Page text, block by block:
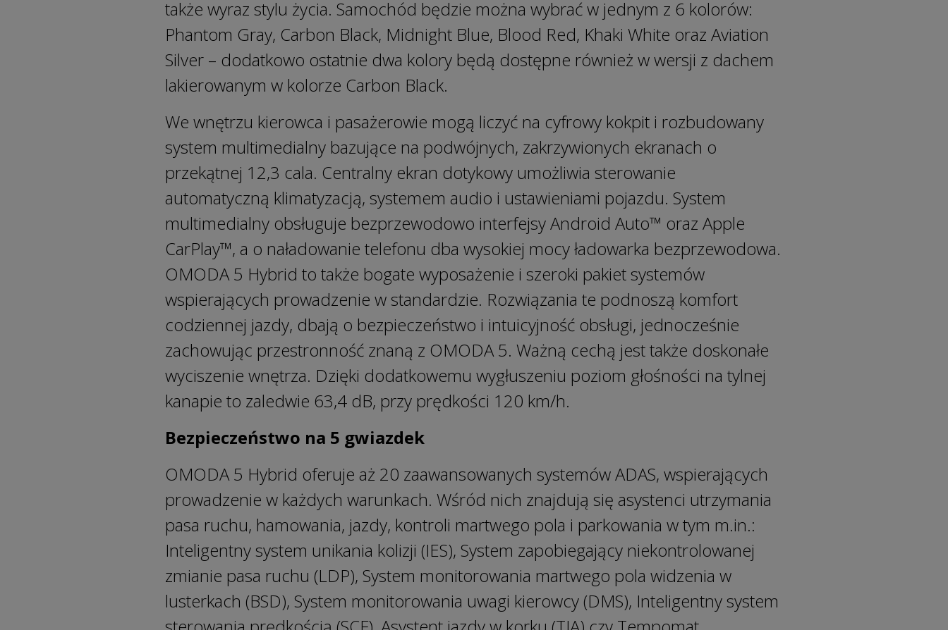
także wyraz stylu życia. Samochód będzie można wybrać w jednym z 6 kolorów:
Phantom Gray, Carbon Black, Midnight Blue, Blood Red, Khaki White oraz Aviation
Silver – dodatkowo ostatnie dwa kolory będą dostępne również w wersji z dachem
lakierowanym w kolorze Carbon Black.
We wnętrzu kierowca i pasażerowie mogą liczyć na cyfrowy kokpit i rozbudowany
system multimedialny bazujące na podwójnych, zakrzywionych ekranach o
przekątnej 12,3 cala. Centralny ekran dotykowy umożliwia sterowanie
automatyczną klimatyzacją, systemem audio i ustawieniami pojazdu. System
multimedialny obsługuje bezprzewodowo interfejsy Android Auto™ oraz Apple
CarPlay™, a o naładowanie telefonu dba wysokiej mocy ładowarka bezprzewodowa.
OMODA 5 Hybrid to także bogate wyposażenie i szeroki pakiet systemów
wspierających prowadzenie w standardzie. Rozwiązania te podnoszą komfort
codziennej jazdy, dbają o bezpieczeństwo i intuicyjność obsługi, jednocześnie
zachowując przestronność znaną z OMODA 5. Ważną cechą jest także doskonałe
wyciszenie wnętrza. Dzięki dodatkowemu wygłuszeniu poziom głośności na tylnej
kanapie to zaledwie 63,4 dB, przy prędkości 120 km/h.
Bezpieczeństwo na 5 gwiazdek
OMODA 5 Hybrid oferuje aż 20 zaawansowanych systemów ADAS, wspierających
prowadzenie w każdych warunkach. Wśród nich znajdują się asystenci utrzymania
pasa ruchu, hamowania, jazdy, kontroli martwego pola i parkowania w tym m.in.:
Inteligentny system unikania kolizji (IES), System zapobiegający niekontrolowanej
zmianie pasa ruchu (LDP), System monitorowania martwego pola widzenia w
lusterkach (BSD), System monitorowania uwagi kierowcy (DMS), Inteligentny system